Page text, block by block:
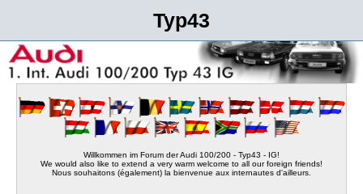
Typ43
Willkommen im Forum der Audi 100/200 - Typ43 - IG!
We would also like to extend a very warm welcome to all our foreign friends!
Nous souhaitons (également) la bienvenue aux internautes d'ailleurs.